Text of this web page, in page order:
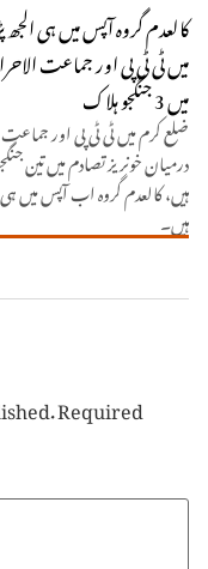
کالعدم گروہ آپس میں ہی
میں ٹی ٹی پی اور جماعت
میں 3 جنگجو ہلاک
ضلع کرم میں ٹی ٹی پی اور
درمیان خونریز تصادم میں تین
ہیں، کالعدم گروہ اب آپس میں
ہیں۔
Required